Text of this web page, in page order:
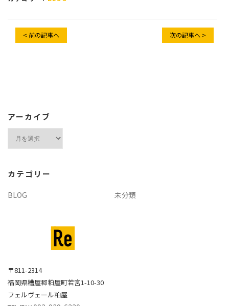
< 前の記事へ 次の記事へ >
アーカイブ
ブ
カテゴリー
BLOG 未分類
〒811-2314
福岡県糟屋郡粕屋町若宮1-10-30
フェルヴェール粕屋